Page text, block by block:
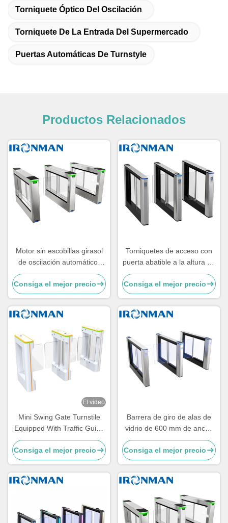
Torniquete Óptico Del Oscilación
Torniquete De La Entrada Del Supermercado
Puertas Automáticas De Turnstyle
Productos Relacionados
Motor sin escobillas girasol
de oscilación automático.
Control de acceso inteligente
Puerta de barrera peatonal
para edificios comerciales,
operación rápida y
silenciosa.
Consiga el mejor precio
Torniquetes de acceso con
puerta abatible a la altura de
la cintura para baños
públicos y gimnasios, con
logotipo láser en chapa de
acero galvanizado
Consiga el mejor precio
El video
Mini Swing Gate Turnstile
Equipped With Traffic Guide
Light Cost Effective Choice
For Residential Area Entry
Security
Consiga el mejor precio
Barrera de giro de alas de
vidrio de 600 mm de ancho
para zonas de alto tráfico
Consiga el mejor precio